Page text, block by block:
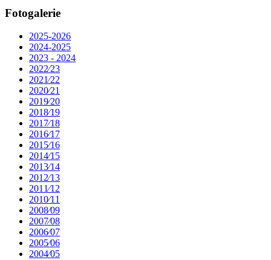
Fotogalerie
2025-2026
2024-2025
2023 - 2024
2022⁄23
2021⁄22
2020⁄21
2019⁄20
2018⁄19
2017⁄18
2016⁄17
2015⁄16
2014⁄15
2013⁄14
2012⁄13
2011⁄12
2010⁄11
2008⁄09
2007⁄08
2006⁄07
2005⁄06
2004⁄05